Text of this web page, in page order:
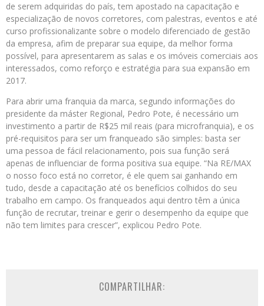
de serem adquiridas do país, tem apostado na capacitação e
especialização de novos corretores, com palestras, eventos e até
curso profissionalizante sobre o modelo diferenciado de gestão
da empresa, afim de preparar sua equipe, da melhor forma
possível, para apresentarem as salas e os imóveis comerciais aos
interessados, como reforço e estratégia para sua expansão em
2017.
Para abrir uma franquia da marca, segundo informações do
presidente da máster Regional, Pedro Pote, é necessário um
investimento a partir de R$25 mil reais (para microfranquia), e os
pré-requisitos para ser um franqueado são simples: basta ser
uma pessoa de fácil relacionamento, pois sua função será
apenas de influenciar de forma positiva sua equipe. “Na RE/MAX
o nosso foco está no corretor, é ele quem sai ganhando em
tudo, desde a capacitação até os benefícios colhidos do seu
trabalho em campo. Os franqueados aqui dentro têm a única
função de recrutar, treinar e gerir o desempenho da equipe que
não tem limites para crescer”, explicou Pedro Pote.
COMPARTILHAR: